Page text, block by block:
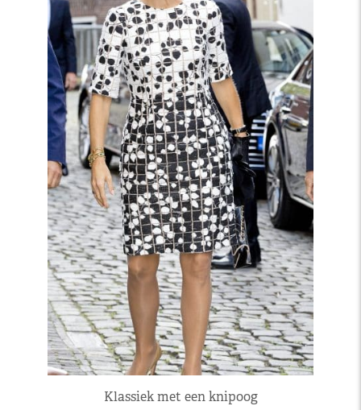
Klassiek met een knipoog